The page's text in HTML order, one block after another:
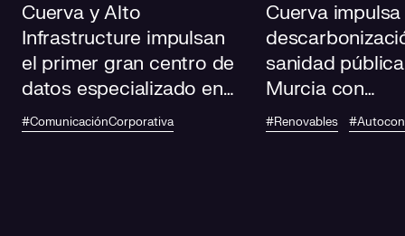
Cuerva y Alto
Infrastructure impulsan
el primer gran centro de
datos especializado en
IA de Andalucía
#ComunicaciónCorporativa
Cuerva
sanidad
Murcia con
autoconsumo
fotovoltaico en
#Renovables